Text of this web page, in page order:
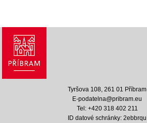
Tyršova 108, 261 01 Příbram
E-podatelna@pribram.eu
Tel: +420 318 402 211
ID datové schránky: 2ebbrqu